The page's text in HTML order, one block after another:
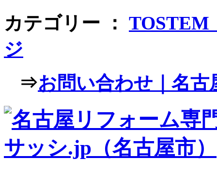
カテゴリー ： TOSTEM
ジ
⇒お問い合わせ｜名